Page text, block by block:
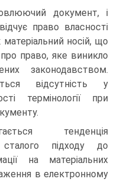
документ, і
право власності
носій, що
право, яке виникло
законодавством.
відсутність у
термінології при
тенденція
підходу до
на матеріальних
в електронному